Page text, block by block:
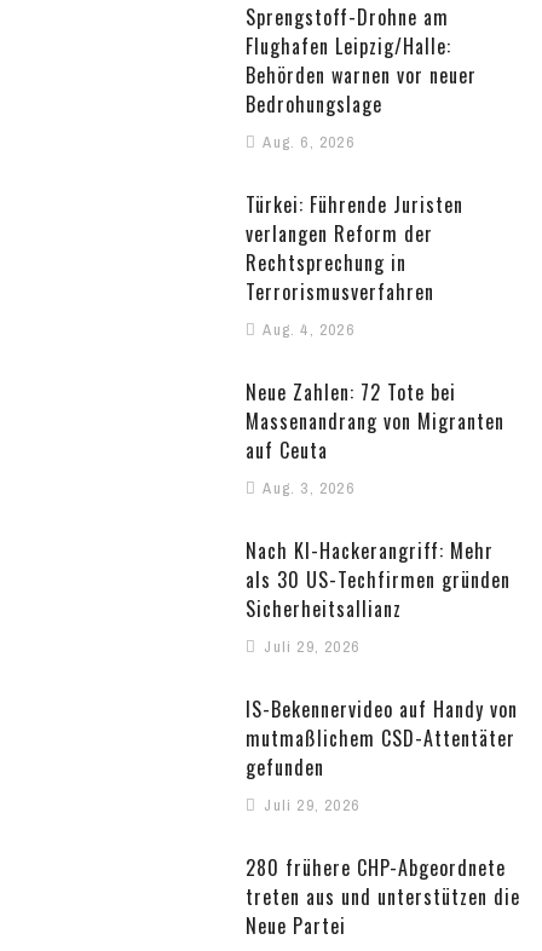
Sprengstoff-Drohne am
Flughafen Leipzig/Halle:
Behörden warnen vor neuer
Bedrohungslage
Aug. 6, 2026
Türkei: Führende Juristen
verlangen Reform der
Rechtsprechung in
Terrorismusverfahren
Aug. 4, 2026
Neue Zahlen: 72 Tote bei
Massenandrang von Migranten
auf Ceuta
Aug. 3, 2026
Nach KI-Hackerangriff: Mehr
als 30 US-Techfirmen gründen
Sicherheitsallianz
Juli 29, 2026
IS-Bekennervideo auf Handy von
mutmaßlichem CSD-Attentäter
gefunden
Juli 29, 2026
280 frühere CHP-Abgeordnete
treten aus und unterstützen die
Neue Partei